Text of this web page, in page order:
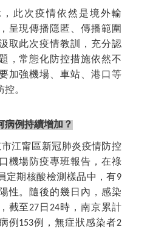
此次疫情依然是境外輸
呈現傳播隱匿、傳播範圍
取此次疫情教訓，充分認
，常態化防控措施依然不
加強機場、車站、港口等
。
病例持續增加？
市江甯區新冠肺炎疫情防控
機場防疫專班報告，在祿
定期核酸檢測樣品中，有9
性。隨後的幾日內，感染
截至27日24時，南京累計
例153例，無症狀感染者2